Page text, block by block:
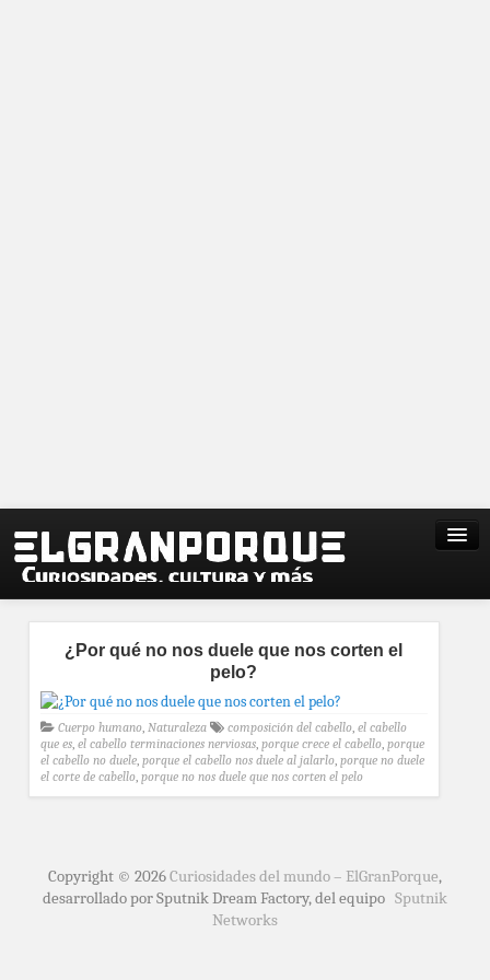
¿Por qué no nos duele que nos corten el
pelo?
Cuerpo humano, Naturaleza composición del cabello, el cabello
que es, el cabello terminaciones nerviosas, porque crece el cabello, porque
el cabello no duele, porque el cabello nos duele al jalarlo, porque no duele
el corte de cabello, porque no nos duele que nos corten el pelo
Copyright © 2026Curiosidades del mundo – ElGranPorque,
desarrollado por Sputnik Dream Factory, del equipo Sputnik
Networks